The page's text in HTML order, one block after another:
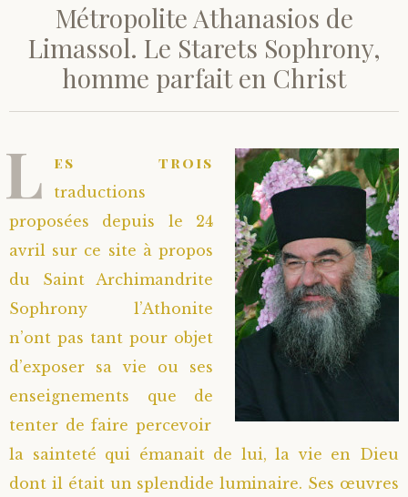
Métropolite Athanasios de
Limassol. Le Starets Sophrony,
homme parfait en Christ
L es trois
traductions
proposées depuis le 24
avril sur ce site à propos
du Saint Archimandrite
Sophrony l’Athonite
n’ont pas tant pour objet
d’exposer sa vie ou ses
enseignements que de
tenter de faire percevoir
la sainteté qui émanait de lui, la vie en Dieu
dont il était un splendide luminaire. Ses œuvres